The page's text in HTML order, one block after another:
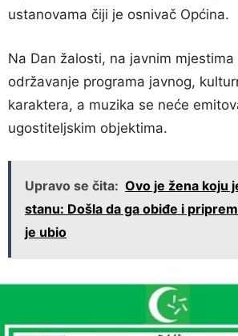
ustanovama čiji je osnivač Općina.
Na Dan žalosti, na javnim
održavanje programa javnog,
karaktera, a muzika se neće
ugostiteljskim objektima.
Upravo se čita: Ovo je žena koju
stanu: Došla da ga obiđe i
je ubio